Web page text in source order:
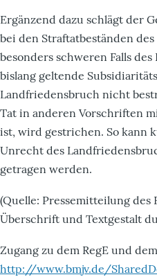
Ergänzend dazu schlägt der
bei den Straftatbeständen
besonders schweren Falls
bislang geltende
Landfriedensbruch nicht
Tat in anderen Vorschriften
ist, wird gestrichen. So kann
Unrecht des
getragen werden.
(Quelle: Pressemitteilung des
Überschrift und Textgestalt
Zugang zu dem RegE und
http://www.bmjv.de/